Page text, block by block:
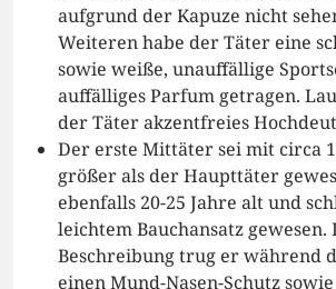
aufgrund der Kapuze nicht
Weiteren habe der Täter eine
sowie weiße, unauffällige
auffälliges Parfum getragen.
der Täter akzentfreies
Der erste Mittäter sei mit circa
größer als der Haupttäter
ebenfalls 20-25 Jahre alt und
leichtem Bauchansatz gewesen.
Beschreibung trug er während
einen Mund-Nasen-Schutz